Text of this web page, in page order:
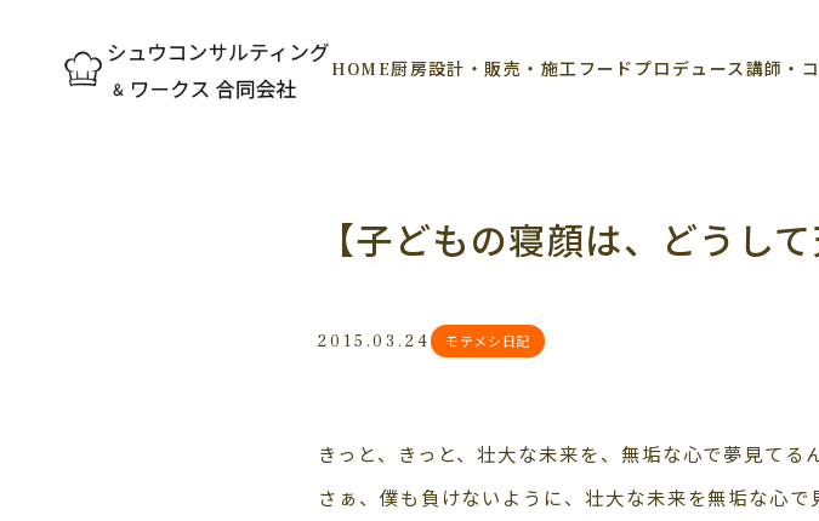
HOME厨房設計・販売・施工 フードプロデュース講師・
【子どもの寝顔は、どうし
2015.03.24 モテメシ日記
きっと、きっと、壮大な未来を、無垢な心で夢見てる
さぁ、僕も負けないように、壮大な未来を無垢な心